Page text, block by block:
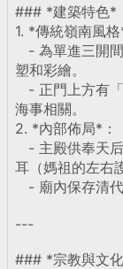
### *建築特色*
1. *傳統嶺南風格
- 為單進三開
塑和彩繪。
- 正門上方有
海事相關。
2. *內部佈局*：
- 主殿供奉天
耳（媽祖的左右
- 廟內保存清代
---
### *宗教與文